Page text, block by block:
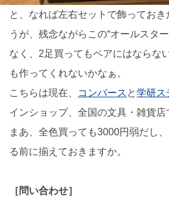
と、なれば左右セットで飾ってお
うが、残念ながらこの“オールスタ
なく、2足買ってもペアにはならな
も作ってくれないかなぁ。
こちらは現在、
コンバース と学研ス
インショップ、全国の文具・雑貨店
まあ、全色買っても3000円弱だし
る前に揃えておきますか。
［問い合わせ］